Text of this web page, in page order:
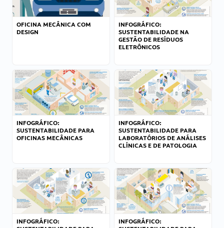
OFICINA MECÂNICA COM
DESIGN
INFOGRÁFICO:
SUSTENTABILIDADE NA
GESTÃO DE RESÍDUOS
ELETRÔNICOS
INFOGRÁFICO:
SUSTENTABILIDADE PARA
OFICINAS MECÂNICAS
INFOGRÁFICO:
SUSTENTABILIDADE PARA
LABORATÓRIOS DE ANÁLISES
CLÍNICAS E DE PATOLOGIA
INFOGRÁFICO:
INFOGRÁFICO: